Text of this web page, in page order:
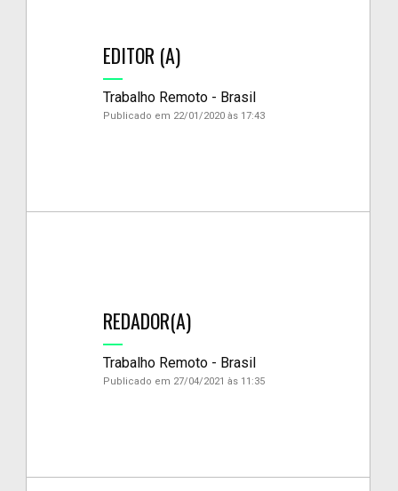
EDITOR (A)
Trabalho Remoto - Brasil
Publicado em 22/01/2020 às 17:43
REDADOR(A)
Trabalho Remoto - Brasil
Publicado em 27/04/2021 às 11:35